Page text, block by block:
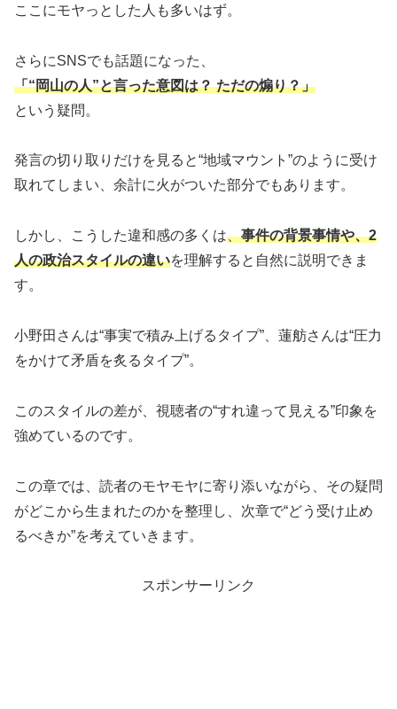
ここにモヤっとした人も多いはず。
さらにSNSでも話題になった、
「“岡山の人”と言った意図は？ ただの煽り？」
という疑問。
発言の切り取りだけを見ると“地域マウント”のように受け
取れてしまい、余計に火がついた部分でもあります。
しかし、こうした違和感の多くは、事件の背景事情や、2
人の政治スタイルの違いを理解すると自然に説明できま
す。
小野田さんは“事実で積み上げるタイプ”、蓮舫さんは“圧力
をかけて矛盾を炙るタイプ”。
このスタイルの差が、視聴者の“すれ違って見える”印象を
強めているのです。
この章では、読者のモヤモヤに寄り添いながら、その疑問
がどこから生まれたのかを整理し、次章で“どう受け止め
るべきか”を考えていきます。
スポンサーリンク